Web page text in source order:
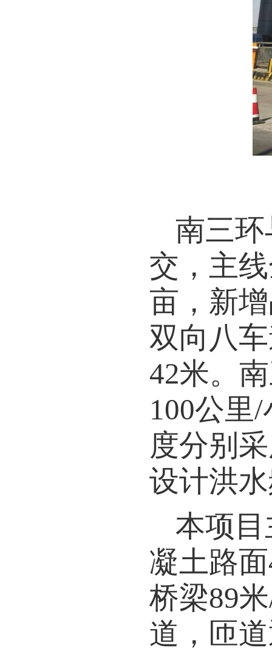
南三
交，主
亩，新
双向八
42米。
100公里/
度分别
设计洪
本项
凝土路
桥梁89
道，匝